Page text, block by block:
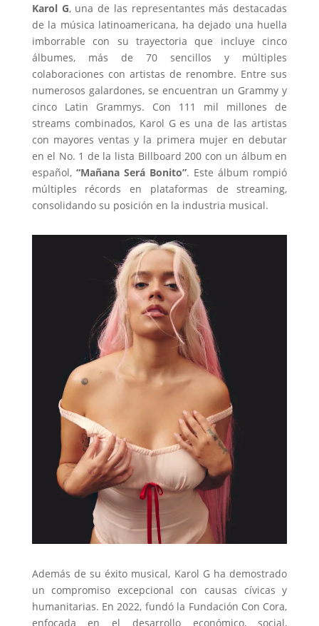
Karol G, una de las representantes más destacadas
de la música latinoamericana, ha dejado una huella
imborrable con su trayectoria que incluye cinco
álbumes, más de 70 sencillos y múltiples
colaboraciones con artistas de renombre. Entre sus
numerosos galardones, se encuentran un Grammy y
cinco Latin Grammys. Con 111 mil millones de
streams combinados, Karol G es una de las artistas
con mayores ventas y la primera mujer en debutar
en el No. 1 de la lista Billboard 200 con un álbum en
español, “Mañana Será Bonito”. Este álbum rompió
múltiples récords en plataformas de streaming,
consolidando su posición en la industria musical.
Además de su éxito musical, Karol G ha demostrado
un compromiso excepcional con causas cívicas y
humanitarias. En 2022, fundó la Fundación Con Cora,
enfocada en el desarrollo económico, social,